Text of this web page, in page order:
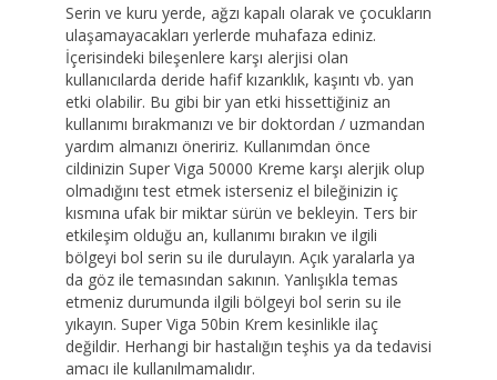
Serin ve kuru yerde, ağzı kapalı olarak ve çocukların
ulaşamayacakları yerlerde muhafaza ediniz.
İçerisindeki bileşenlere karşı alerjisi olan
kullanıcılarda deride hafif kızarıklık, kaşıntı vb. yan
etki olabilir. Bu gibi bir yan etki hissettiğiniz an
kullanımı bırakmanızı ve bir doktordan / uzmandan
yardım almanızı öneririz. Kullanımdan önce
cildinizin Super Viga 50000 Kreme karşı alerjik olup
olmadığını test etmek isterseniz el bileğinizin iç
kısmına ufak bir miktar sürün ve bekleyin. Ters bir
etkileşim olduğu an, kullanımı bırakın ve ilgili
bölgeyi bol serin su ile durulayın. Açık yaralarla ya
da göz ile temasından sakının. Yanlışıkla temas
etmeniz durumunda ilgili bölgeyi bol serin su ile
yıkayın. Super Viga 50bin Krem kesinlikle ilaç
değildir. Herhangi bir hastalığın teşhis ya da tedavisi
amacı ile kullanılmamalıdır.